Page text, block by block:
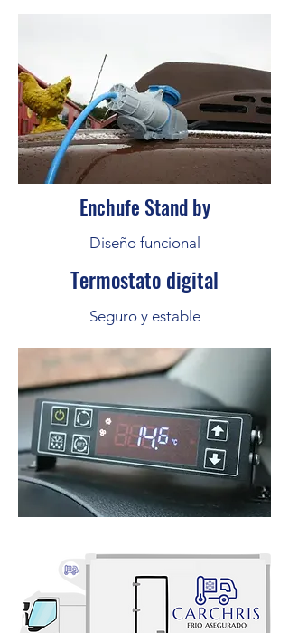
Enchufe Stand by
Diseño funcional
Termostato digital
Seguro y estable